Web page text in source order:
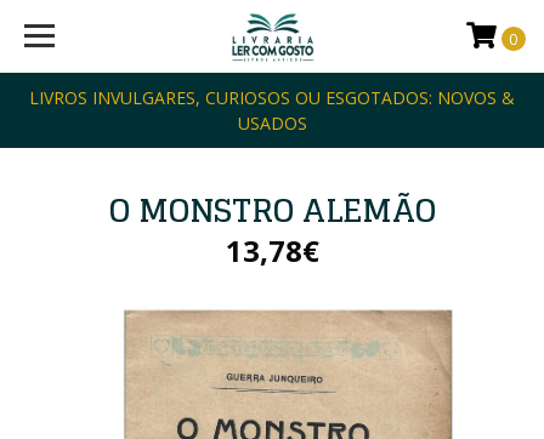
LIVROS INVULGARES, CURIOSOS OU ESGOTADOS: NOVOS &
USADOS
0
O MONSTRO ALEMÃO
13,78€